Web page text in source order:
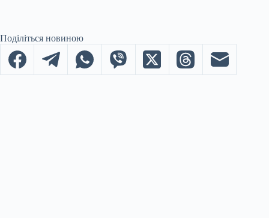
Поділіться новиною